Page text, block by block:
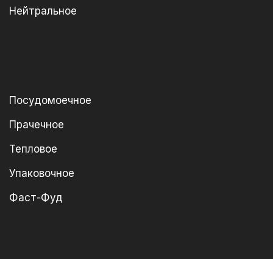
Нейтральное
Посудомоечное
Прачечное
Тепловое
Упаковочное
Фаст-Фуд